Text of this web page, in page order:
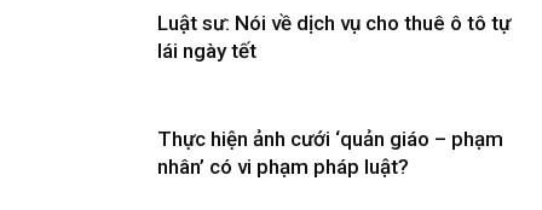
Luật sư: Nói về dịch vụ cho thuê ô tô tự
lái ngày tết
Thực hiện ảnh cưới ‘quản giáo – phạm
nhân’ có vi phạm pháp luật?